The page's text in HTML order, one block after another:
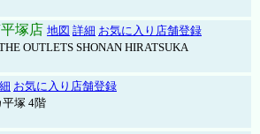
塚店 地図 詳細 お気に入り店舗登録
OUTLETS SHONAN HIRATSUKA
お気に入り店舗登録
塚 4階